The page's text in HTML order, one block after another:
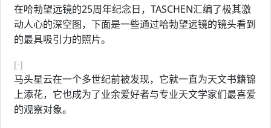
在哈勃望远镜的25周年纪念日，TASCHEN汇编了极其激
动人心的深空图，下面是一些通过哈勃望远镜的镜头看到
的最具吸引力的照片。
[-]
马头星云在一个多世纪前被发现，它就一直为天文书籍锦
上添花，它也成为了业余爱好者与专业天文学家们最喜爱
的观察对象。